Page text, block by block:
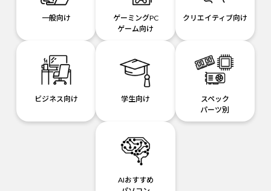
一般向け
ゲーミングPC
ゲーム向け
クリエイティブ向け
ビジネス向け 学生向け
スペック
パーツ別
AIおすすめ